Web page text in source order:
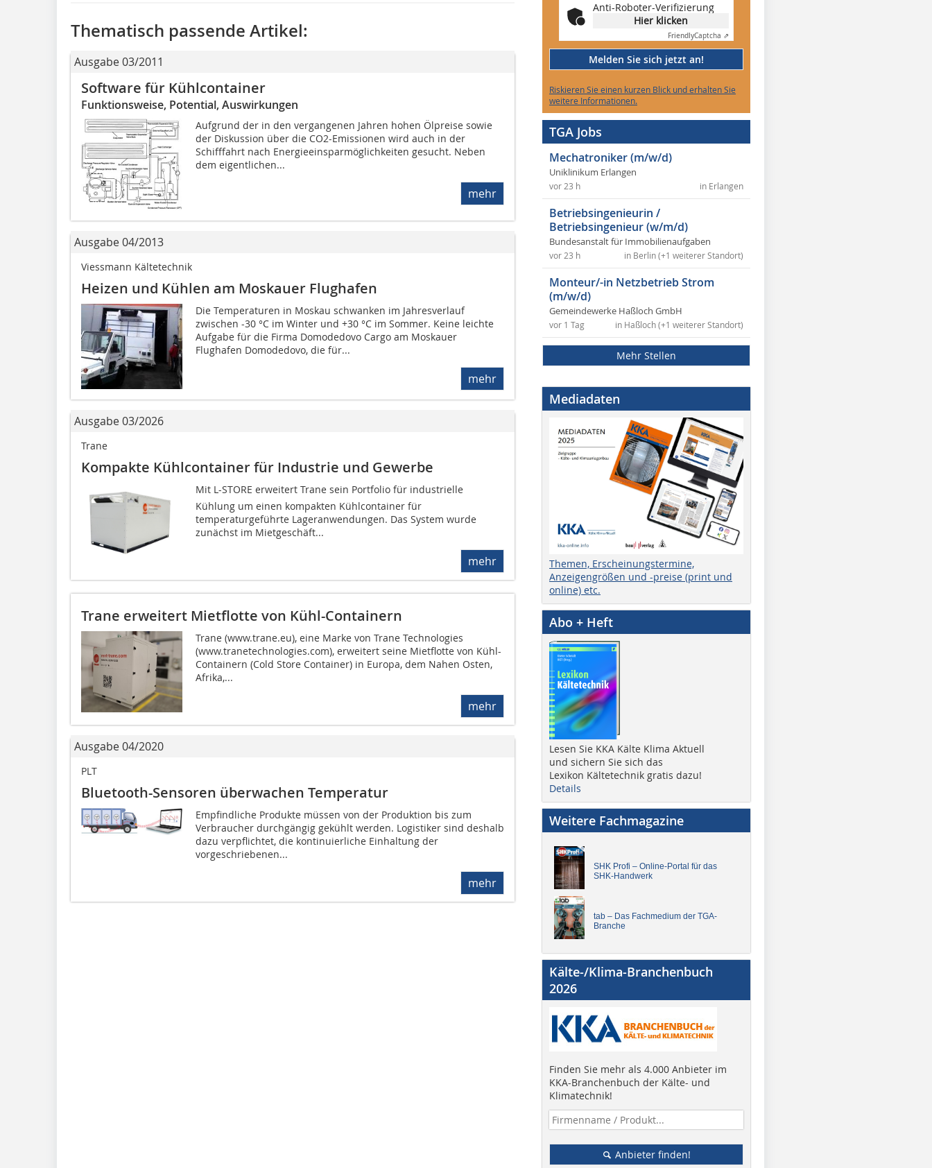
Thematisch passende Artikel:
Ausgabe 03/2011
Software für Kühlcontainer
Funktionsweise, Potential, Auswirkungen
Aufgrund der in den vergangenen Jahren hohen Ölpreise sowie
der Diskussion über die CO2-Emissionen wird auch in der
Schifffahrt nach Energieeinsparmöglichkeiten gesucht. Neben
dem eigentlichen...
mehr
Ausgabe 04/2013
Viessmann Kältetechnik
Heizen und Kühlen am Moskauer Flughafen
Die Temperaturen in Moskau schwanken im Jahresverlauf
zwischen -30 °C im Winter und +30 °C im Sommer. Keine leichte
Aufgabe für die Firma Domodedovo Cargo am Moskauer
Flughafen Domodedovo, die für...
mehr
Ausgabe 03/2026
Trane
Kompakte Kühlcontainer für Industrie und Gewerbe
Mit L-STORE erweitert Trane sein Portfolio für industrielle
Kühlung um einen kompakten Kühlcontainer für
temperaturgeführte Lageranwendungen. Das System wurde
zunächst im Mietgeschäft...
mehr
Trane erweitert Mietflotte von Kühl-Containern
Trane (www.trane.eu), eine Marke von Trane Technologies
(www.tranetechnologies.com), erweitert seine Mietflotte von Kühl-
Containern (Cold Store Container) in Europa, dem Nahen Osten,
Afrika,...
mehr
Ausgabe 04/2020
PLT
Bluetooth-Sensoren überwachen Temperatur
Empfindliche Produkte müssen von der Produktion bis zum
Verbraucher durchgängig gekühlt werden. Logistiker sind deshalb
dazu verpflichtet, die kontinuierliche Einhaltung der
vorgeschriebenen...
mehr
Anti-Roboter-Verifizierung
Hier klicken
FriendlyCaptcha ⇗
Melden Sie sich jetzt an!
Riskieren Sie einen kurzen Blick und erhalten Sie
weitere Informationen.
TGA Jobs
Mechatroniker (m/w/d)
Uniklinikum Erlangen
in Erlangen
vor 23 h
Betriebsingenieurin /
Betriebsingenieur (w/m/d)
Bundesanstalt für Immobilienaufgaben
in Berlin (+1 weiterer Standort)
vor 23 h
Monteur/-in Netzbetrieb Strom
(m/w/d)
Gemeindewerke Haßloch GmbH
in Haßloch (+1 weiterer Standort)
vor 1 Tag
Mehr Stellen
Mediadaten
Themen, Erscheinungstermine,
Anzeigengrößen und -preise (print und
online) etc.
Abo + Heft
Lesen Sie KKA Kälte Klima Aktuell
und sichern Sie sich das
Lexikon Kältetechnik gratis dazu!
Details
Weitere Fachmagazine
SHK Profi – Online-Portal für das
SHK-Handwerk
tab – Das Fachmedium der TGA-
Branche
Kälte-/Klima-Branchenbuch
2026
Finden Sie mehr als 4.000 Anbieter im
KKA-Branchenbuch der Kälte- und
Klimatechnik!
Anbieter finden!